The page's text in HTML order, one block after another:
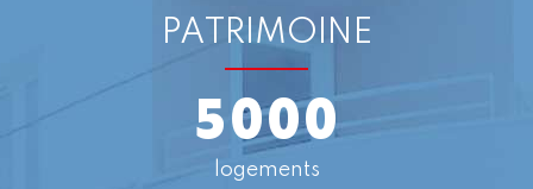
PATRIMOINE
5000
logements